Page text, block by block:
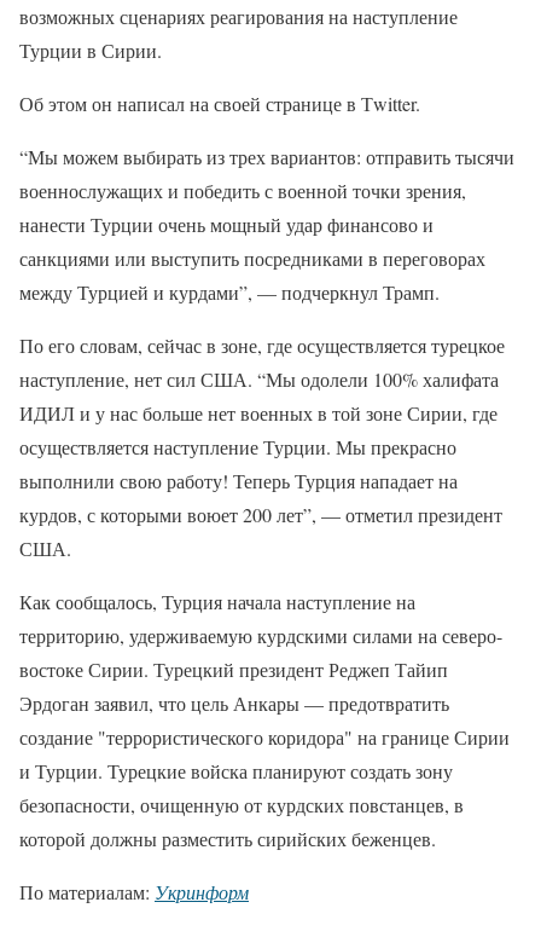
возможных сценариях реагирования на наступление
Турции в Сирии.
Об этом он написал на своей странице в Тwitter.
“Мы можем выбирать из трех вариантов: отправить тысячи
военнослужащих и победить с военной точки зрения,
нанести Турции очень мощный удар финансово и
санкциями или выступить посредниками в переговорах
между Турцией и курдами”, — подчеркнул Трамп.
По его словам, сейчас в зоне, где осуществляется турецкое
наступление, нет сил США. “Мы одолели 100% халифата
ИДИЛ и у нас больше нет военных в той зоне Сирии, где
осуществляется наступление Турции. Мы прекрасно
выполнили свою работу! Теперь Турция нападает на
курдов, с которыми воюет 200 лет”, — отметил президент
США.
Как сообщалось, Турция начала наступление на
территорию, удерживаемую курдскими силами на северо-
востоке Сирии. Турецкий президент Реджеп Тайип
Эрдоган заявил, что цель Анкары — предотвратить
создание "террористического коридора" на границе Сирии
и Турции. Турецкие войска планируют создать зону
безопасности, очищенную от курдских повстанцев, в
которой должны разместить сирийских беженцев.
По материалам: Укринформ